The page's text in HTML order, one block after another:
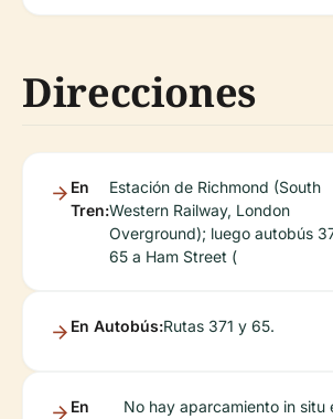
Direcciones
En
Tren:
Estación de Richmond (South
Western Railway, London
Overground); luego autobús
65 a Ham Street (
En Autobús:Rutas 371 y 65.
En
No hay aparcamiento in situ